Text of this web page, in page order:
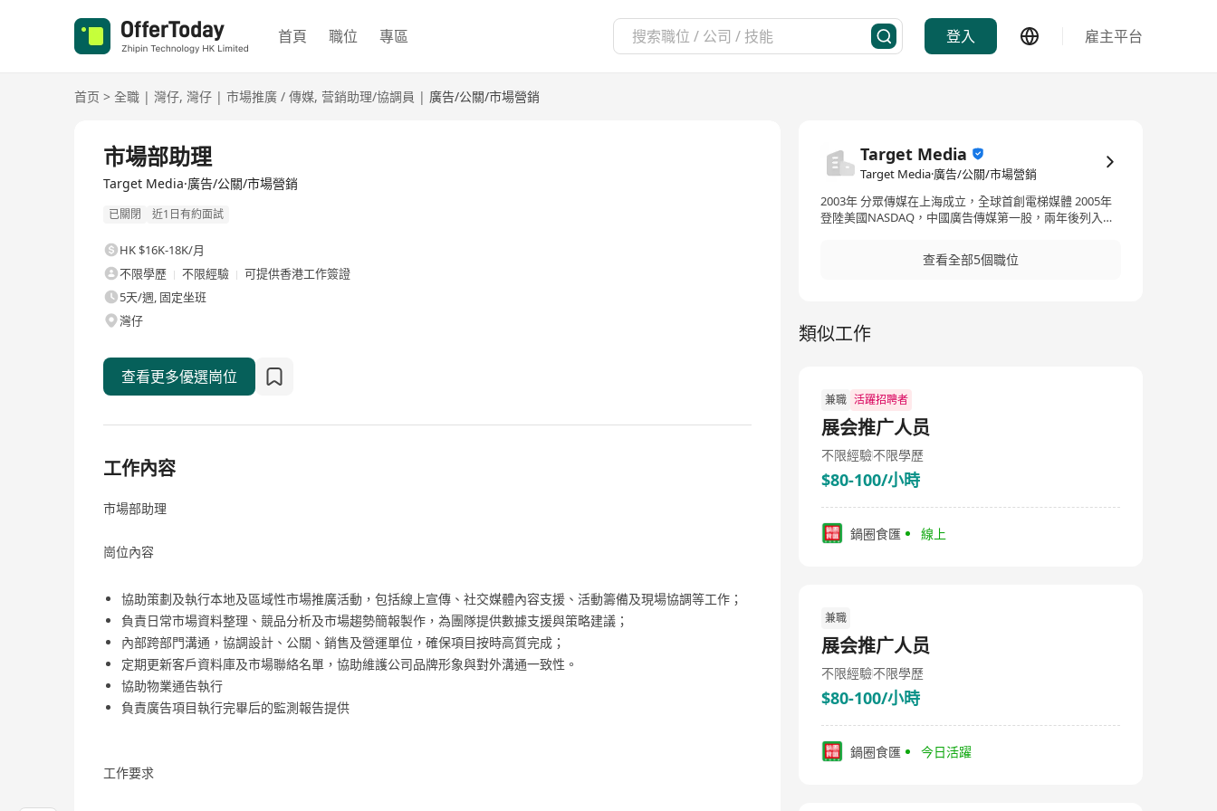
首頁 職位 專區 登入 雇主平台
首页 > 全職 | 灣仔, 灣仔 | 市場推廣 / 傳媒, 营銷助理/協調員 | 廣告/公關/市場營銷
市場部助理
Target Media·廣告/公關/市場營銷
已關閉 近1日有約面試
HK $16K-18K/月
不限學歷
不限經驗
可提供香港工作簽證
5天/週, 固定坐班
灣仔
查看更多優選崗位
工作內容
市場部助理
崗位內容
協助策劃及執行本地及區域性市場推廣活動，包括線上宣傳、社交媒體內容支援、活動籌備及現場協調等工作；
負責日常市場資料整理、競品分析及市場趨勢簡報製作，為團隊提供數據支援與策略建議；
內部跨部門溝通，協調設計、公關、銷售及營運單位，確保項目按時高質完成；
定期更新客戶資料庫及市場聯絡名單，協助維護公司品牌形象與對外溝通一致性。
協助物業通告執行
負責廣告項目執行完畢后的監測報告提供
工作要求
Target Media
Target Media·廣告/公關/市場營銷
2003年 分眾傳媒在上海成立，全球首創電梯媒體 2005年
登陸美國NASDAQ，中國廣告傳媒第一股，兩年後列入納
億 2016年 成為中國第二大媒體集團(僅次於央視)，全年營
收超RMB100億 2018年 引入戰略夥伴阿里巴巴，優化業務
查看全部5個職位
類似工作
兼職 活躍招聘者
展会推广人员
不限經驗不限學歷
$80-100/小時
鍋圈食匯 線上
兼職
展会推广人员
不限經驗不限學歷
$80-100/小時
鍋圈食匯 今日活躍